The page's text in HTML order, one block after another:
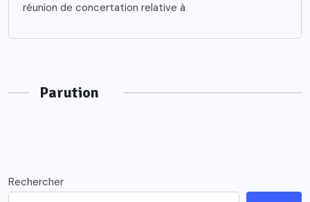
réunion de concertation relative à
Parution
Rechercher